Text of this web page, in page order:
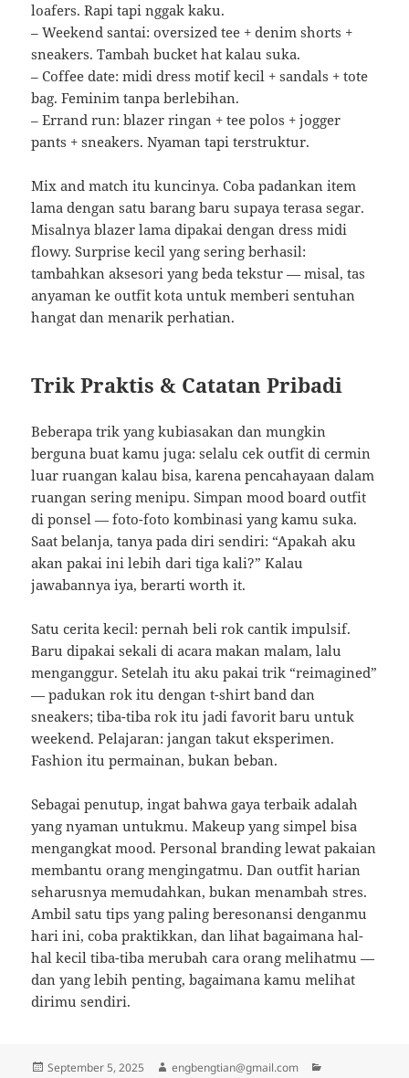
loafers. Rapi tapi nggak kaku.
– Weekend santai: oversized tee + denim shorts +
sneakers. Tambah bucket hat kalau suka.
– Coffee date: midi dress motif kecil + sandals + tote
bag. Feminim tanpa berlebihan.
– Errand run: blazer ringan + tee polos + jogger
pants + sneakers. Nyaman tapi terstruktur.
Mix and match itu kuncinya. Coba padankan item
lama dengan satu barang baru supaya terasa segar.
Misalnya blazer lama dipakai dengan dress midi
flowy. Surprise kecil yang sering berhasil:
tambahkan aksesori yang beda tekstur — misal, tas
anyaman ke outfit kota untuk memberi sentuhan
hangat dan menarik perhatian.
Trik Praktis & Catatan Pribadi
Beberapa trik yang kubiasakan dan mungkin
berguna buat kamu juga: selalu cek outfit di cermin
luar ruangan kalau bisa, karena pencahayaan dalam
ruangan sering menipu. Simpan mood board outfit
di ponsel — foto-foto kombinasi yang kamu suka.
Saat belanja, tanya pada diri sendiri: “Apakah aku
akan pakai ini lebih dari tiga kali?” Kalau
jawabannya iya, berarti worth it.
Satu cerita kecil: pernah beli rok cantik impulsif.
Baru dipakai sekali di acara makan malam, lalu
menganggur. Setelah itu aku pakai trik “reimagined”
— padukan rok itu dengan t-shirt band dan
sneakers; tiba-tiba rok itu jadi favorit baru untuk
weekend. Pelajaran: jangan takut eksperimen.
Fashion itu permainan, bukan beban.
Sebagai penutup, ingat bahwa gaya terbaik adalah
yang nyaman untukmu. Makeup yang simpel bisa
mengangkat mood. Personal branding lewat pakaian
membantu orang mengingatmu. Dan outfit harian
seharusnya memudahkan, bukan menambah stres.
Ambil satu tips yang paling beresonansi denganmu
hari ini, coba praktikkan, dan lihat bagaimana hal-
hal kecil tiba-tiba merubah cara orang melihatmu —
dan yang lebih penting, bagaimana kamu melihat
dirimu sendiri.
Posted
September 5, 2025 Author
engbengtian@gmail.com